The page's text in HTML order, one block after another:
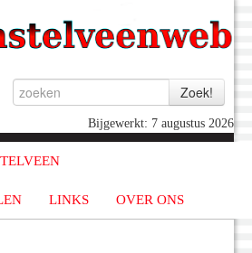
Bijgewerkt: 7 augustus 2026
LINKS OVER ONS